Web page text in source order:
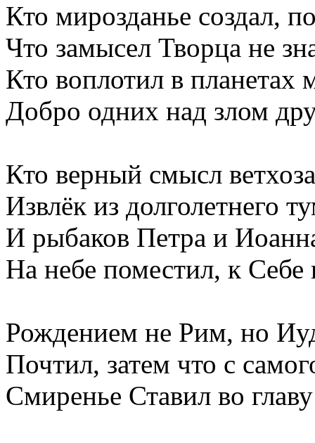
Кто мирозданье создал,
Что замысел Творца не
Кто воплотил в планетах
Добро одних над злом
Кто верный смысл
Извлёк из долголетнего
И рыбаков Петра и
На небе поместил, к Себе
Рождением не Рим, но
Почтил, затем что с
Смиренье Ставил во